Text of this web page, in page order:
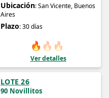
Ubicación: San Vicente, Buenos
Aires
Plazo: 30 días
🔥 🔥 🔥
Ver detalles
LOTE 26
90 Novillitos